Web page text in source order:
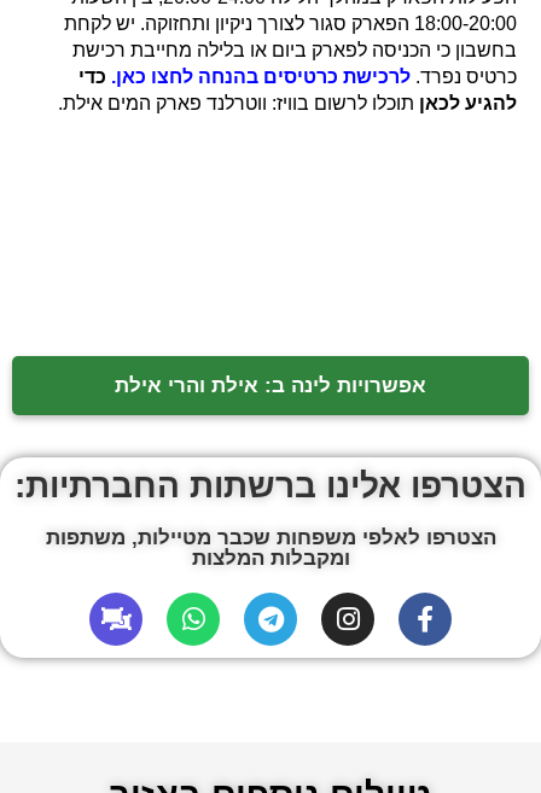
18:00-20:00 הפארק סגור לצורך ניקיון ותחזוקה. יש לקחת
בחשבון כי הכניסה לפארק ביום או בלילה מחייבת רכישת
כרטיס נפרד. לרכישת כרטיסים בהנחה לחצו כאן. כדי
להגיע לכאן תוכלו לרשום בוויז: ווטרלנד פארק המים אילת.
אפשרויות לינה ב: אילת והרי אילת
הצטרפו אלינו ברשתות החברתיות:
הצטרפו לאלפי משפחות שכבר מטיילות, משתפות
ומקבלות המלצות